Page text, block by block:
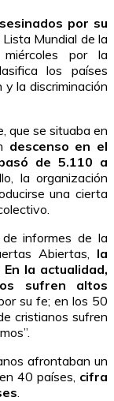
por su
Lista Mundial de la
por la
los países
la discriminación
que se situaba en
descenso en el
de 5.110 a
la organización
una cierta
informes de la
Abiertas, la
la actualidad,
sufren altos
su fe; en los 50
cristianos sufren
afrontaban un
40 países, cifra